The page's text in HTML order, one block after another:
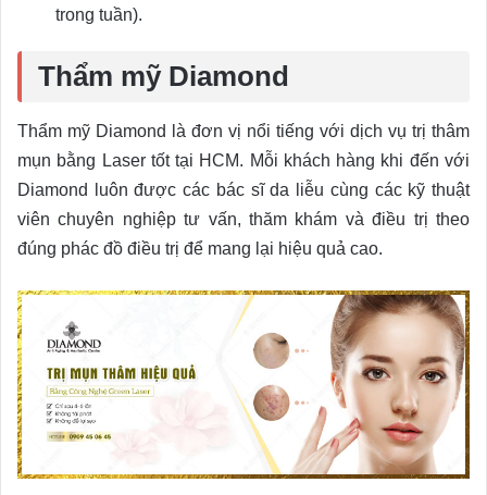
trong tuần).
Thẩm mỹ Diamond
Thẩm mỹ Diamond là đơn vị nổi tiếng với dịch vụ trị thâm
mụn bằng Laser tốt tại HCM. Mỗi khách hàng khi đến với
Diamond luôn được các bác sĩ da liễu cùng các kỹ thuật
viên chuyên nghiệp tư vấn, thăm khám và điều trị theo
đúng phác đồ điều trị để mang lại hiệu quả cao.